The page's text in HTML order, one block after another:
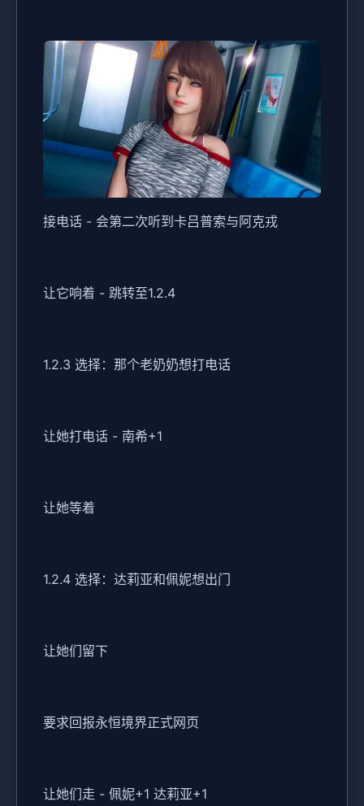
接电话 - 会第二次听到卡吕普索与阿克戎
让它响着 - 跳转至1.2.4
1.2.3 选择：那个老奶奶想打电话
让她打电话 - 南希+1
让她等着
1.2.4 选择：达莉亚和佩妮想出门
让她们留下
要求回报永恒境界正式网页
让她们走 - 佩妮+1 达莉亚+1